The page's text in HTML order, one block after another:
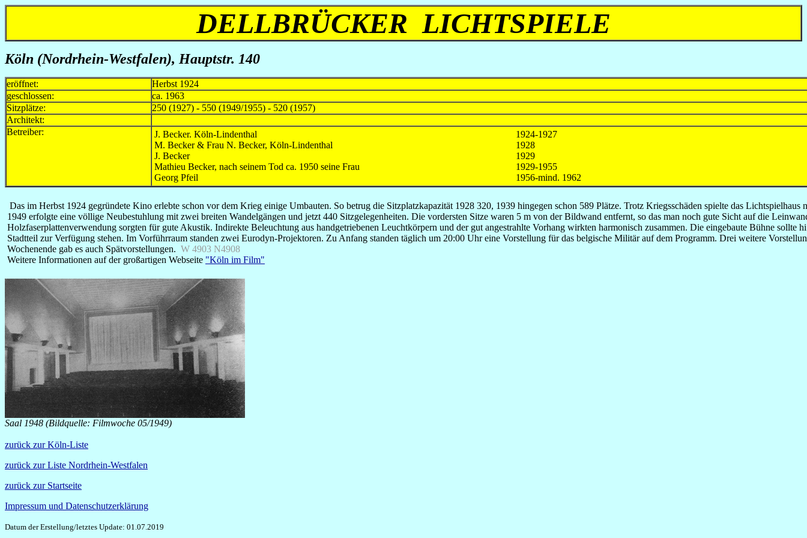
DELLBRÜCKER LICHTSPIELE
Köln (Nordrhein-Westfalen), Hauptstr. 140
eröffnet:
Herbst 1924
geschlossen:
ca. 1963
Sitzplätze:
250 (1927) - 550 (1949/1955) - 520 (1957)
Architekt:
Betreiber:
J. Becker. Köln-Lindenthal
M. Becker & Frau N. Becker, Köln-Lindenthal
J. Becker
Mathieu Becker, nach seinem Tod ca. 1950 seine Frau
Georg Pfeil
1924-1927
1928
1929
1929-1955
1956-mind. 1962
Das im Herbst 1924 gegründete Kino erlebte schon vor dem Krieg einige Umbauten. So betrug die Sitzplatzkapazität 1928 320, 1939 hingegen schon 589 Plätze. Trotz Kriegsschäden spielte das Lichtspielhaus
1949 erfolgte eine völlige Neubestuhlung mit zwei breiten Wandelgängen und jetzt 440 Sitzgelegenheiten. Die vordersten Sitze waren 5 m von der Bildwand entfernt, so das man noch gute Sicht auf die
Holzfaserplattenverwendung sorgten für gute Akustik. Indirekte Beleuchtung aus handgetriebenen Leuchtkörpern und der gut angestrahlte Vorhang wirkten harmonisch zusammen. Die eingebaute Bühne sollte
Stadtteil zur Verfügung stehen. Im Vorführraum standen zwei Eurodyn-Projektoren. Zu Anfang standen täglich um 20:00 Uhr eine Vorstellung für das belgische Militär auf dem Programm. Drei weitere
Wochenende gab es auch Spätvorstellungen. W 4903 N4908
Weitere Informationen auf der großartigen Webseite "Köln im Film"
Saal 1948 (Bildquelle: Filmwoche 05/1949)
zurück zur Köln-Liste
zurück zur Liste Nordrhein-Westfalen
zurück zur Startseite
Impressum und Datenschutzerklärung
Datum der Erstellung/letztes Update: 01.07.2019